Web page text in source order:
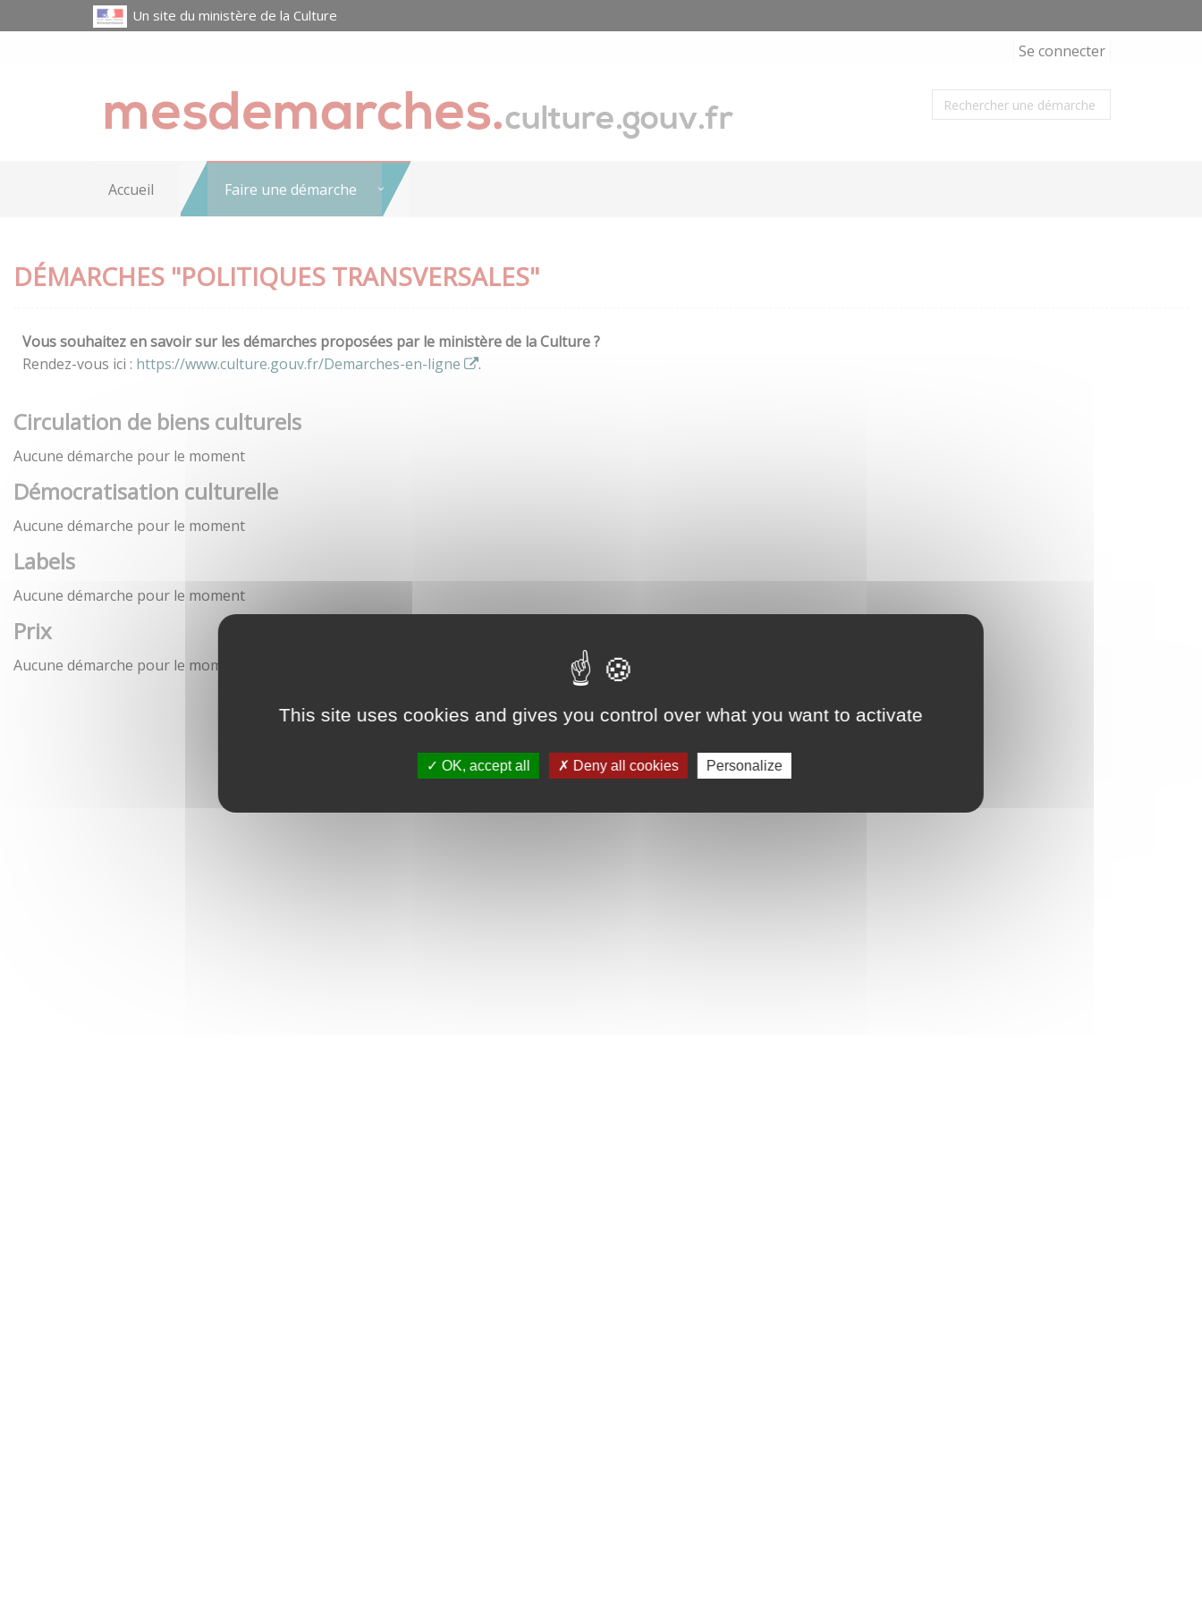
This site uses cookies and gives you control over what you want to activate
OK, accept all Deny all cookies Personalize
Un site du ministère de la Culture
Se connecter
Accueil Faire une démarche
DÉMARCHES "POLITIQUES TRANSVERSALES"
Vous souhaitez en savoir sur les démarches proposées par le ministère de la Culture ?
Rendez-vous ici : https://www.culture.gouv.fr/Demarches-en-ligne .
Circulation de biens culturels
Aucune démarche pour le moment
Démocratisation culturelle
Aucune démarche pour le moment
Labels
Aucune démarche pour le moment
Prix
Aucune démarche pour le moment